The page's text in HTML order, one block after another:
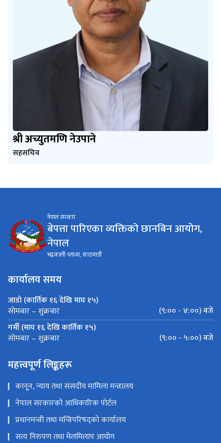
श्री अच्युतमणि नेउपाने
सहसचिव
नेपाल सरकार
बेपत्ता पारिएका व्यक्तिको छानबिन आयोग,
नेपाल
भद्रकाली प्लाजा, काठमाडौं
कार्यालय समय
जाडो (कार्तिक १६ देखि माघ १५)
सोमबार – शुक्रबार
(९:०० - ४:००) बजे
गर्मी (माघ १६ देखि कार्तिक १५)
सोमबार – शुक्रबार (९:०० - ५:००) बजे
महत्त्वपूर्ण लिङ्कहरू
कानून, न्याय तथा संसदीय मामिला मन्त्रालय
नेपाल सरकारको आधिकारिक पोर्टल
प्रधानमन्त्री तथा मन्त्रिपरिषद्को कार्यालय
सत्य निरुपण तथा मेलमिलाप आयोग